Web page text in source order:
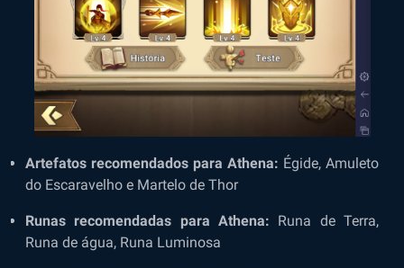
Artefatos recomendados para Athena: Égide, Amuleto
do Escaravelho e Martelo de Thor
Runas recomendadas para Athena: Runa de Terra,
Runa de água, Runa Luminosa